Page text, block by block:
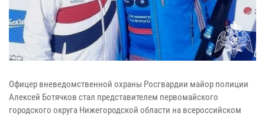
Офицер вневедомственной охраны Росгвардии майор полиции
Алексей Ботячков стал представителем первомайского
городского округа Нижегородской области на всероссийском